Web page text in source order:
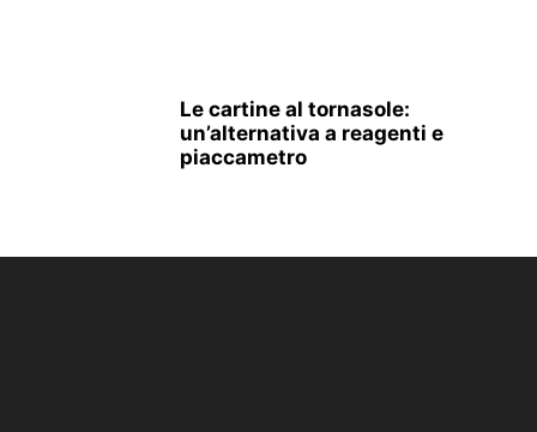
Le cartine al tornasole:
un’alternativa a reagenti e
piaccametro